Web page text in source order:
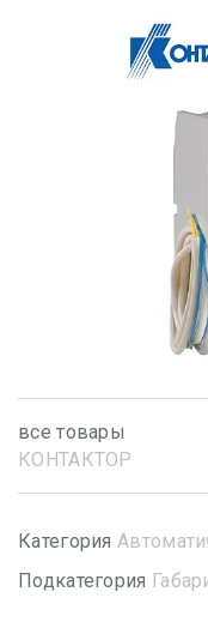
все товары
КОНТАКТОР
Категория
Подкатегория